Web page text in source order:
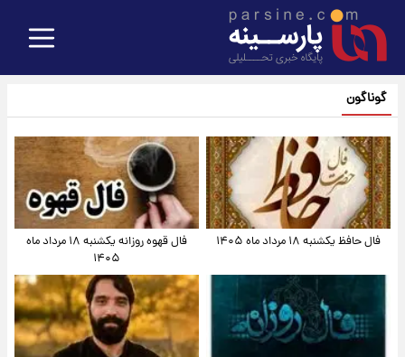
گوناگون
فال حافظ یکشنبه ۱۸ مرداد ماه ۱۴۰۵
فال قهوه روزانه یکشنبه ۱۸ مرداد ماه
۱۴۰۵